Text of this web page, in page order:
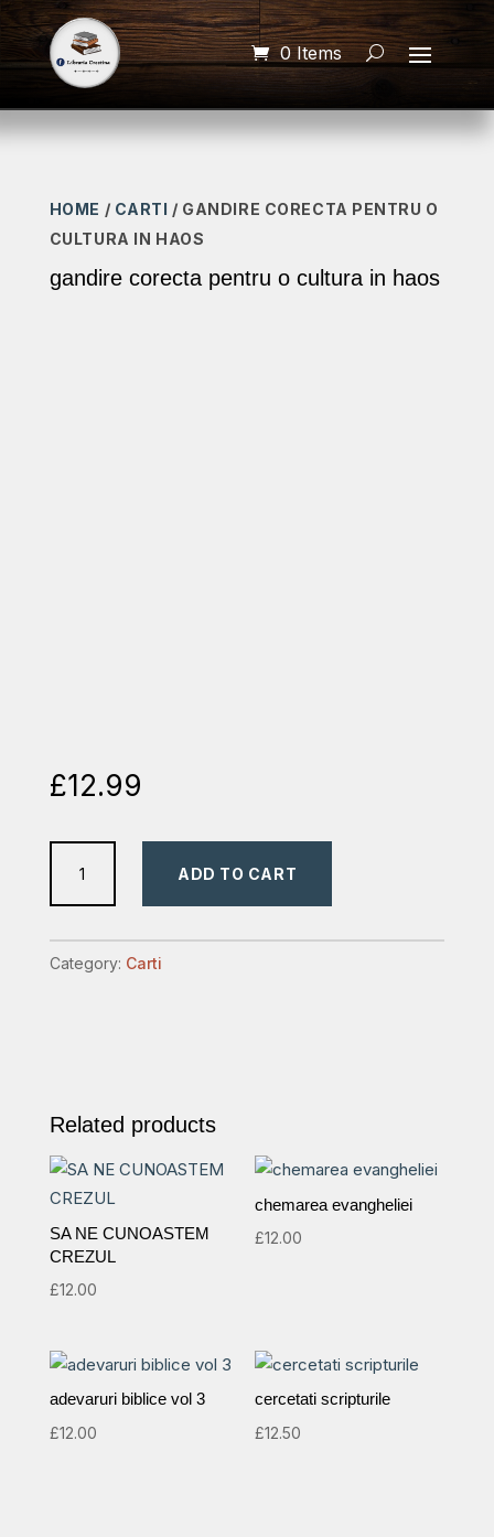
0 Items
HOME / CARTI / GANDIRE CORECTA PENTRU O
CULTURA IN HAOS
gandire corecta pentru o cultura in haos
£12.99
corecta
o
cultura
ADD TO CART
Category: Carti
Related products
SA NE CUNOASTEM
CREZUL
£12.00
chemarea evangheliei
£12.00
adevaruri biblice vol 3
£12.00
cercetati scripturile
£12.50